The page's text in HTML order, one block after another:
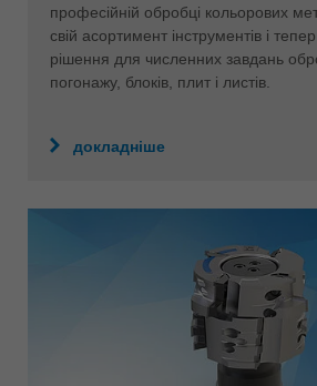
професійній обробці кольорових
свій асортимент інструментів і
рішення для численних завдань
погонажу, блоків, плит і листів.
докладніше